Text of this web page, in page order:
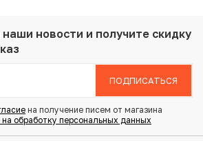
Япония по привлекательной
новости и получите скидку
ПОДПИСАТЬСЯ
на получение писем от магазина
на обработку персональных данных